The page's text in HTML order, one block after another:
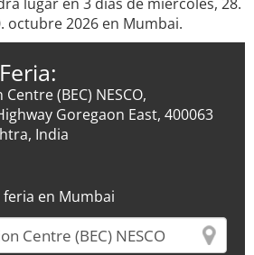
octubre 2026 en Mumbai.
(BEC) NESCO,
Goregaon East, 400063
India
en Mumbai